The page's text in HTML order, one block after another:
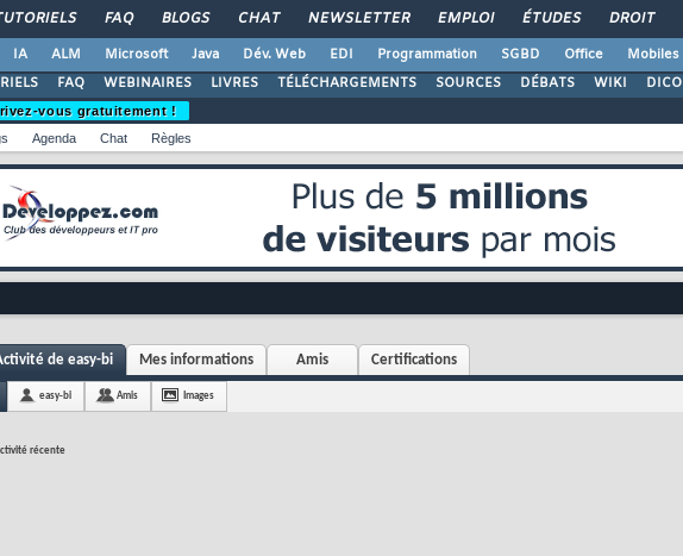
FAQ BLOGS CHAT NEWSLETTER EMPLOI ÉTUDES DROIT
IA ALM Microsoft Java Dév. Web EDI Programmation SGBD Office Mobiles
FAQ WEBINAIRES LIVRES TÉLÉCHARGEMENTS SOURCES DÉBATS WIKI DICO
vous gratuitement !
Agenda Chat Règles
de easy-bi Mes informations Amis Certifications
easy-bi Amis Images
récente